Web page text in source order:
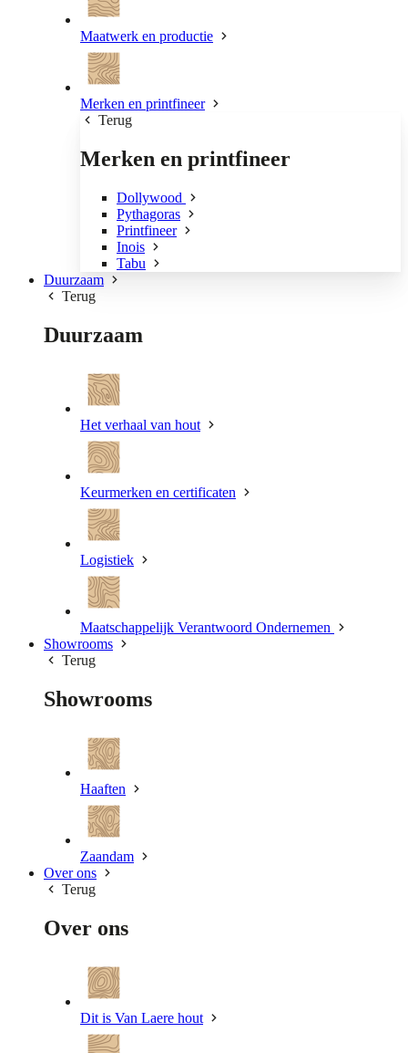
Maatwerk en productie
Merken en printfineer
Terug
Merken en printfineer
Dollywood
Pythagoras
Printfineer
Inois
Tabu
Duurzaam
Terug
Duurzaam
Het verhaal van hout
Keurmerken en certificaten
Logistiek
Maatschappelijk Verantwoord Ondernemen
Showrooms
Terug
Showrooms
Haaften
Zaandam
Over ons
Terug
Over ons
Dit is Van Laere hout